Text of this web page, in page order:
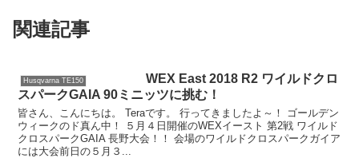
関連記事
Husqvarna TE150
WEX East 2018 R2 ワイルドクロ
スパークGAIA 90ミニッツに挑む！
皆さん、こんにちは。 Teraです。 行ってきましたよ～！ ゴールデン
ウィークのド真ん中！ ５月４日開催のWEXイースト 第2戦 ワイルド
クロスパークGAIA 長野大会！！ 会場のワイルドクロスパークガイア
には大会前日の５月３...